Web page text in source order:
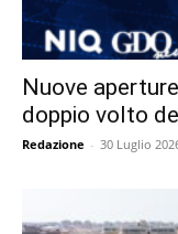
Nuove
doppio volto
Redazione - 30 Luglio